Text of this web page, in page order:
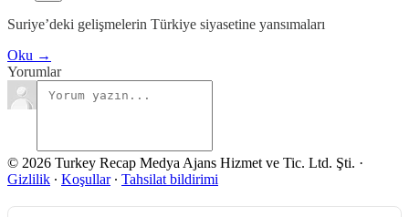
Suriye’deki gelişmelerin Türkiye siyasetine yansımaları
Oku →
Yorumlar
© 2026 Turkey Recap Medya Ajans Hizmet ve Tic. Ltd. Şti. ·
Gizlilik ∙ Koşullar∙ Tahsilat bildirimi